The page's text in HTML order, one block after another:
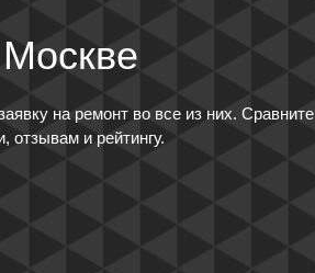
на ремонт во все из них. Сравните
отзывам и рейтингу.